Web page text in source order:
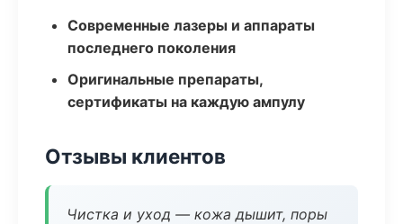
Современные лазеры и аппараты
последнего поколения
Оригинальные препараты,
сертификаты на каждую ампулу
Отзывы клиентов
Чистка и уход — кожа дышит, поры